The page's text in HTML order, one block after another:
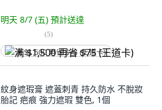
明天 8/7 (五) 預計送達
(5)
满 $1,500 再省 $75 (王道卡)
紋身遮瑕膏 遮蓋刺青 持久防水 不脫妝
胎記 疤痕 強力遮瑕 雙色, 1個